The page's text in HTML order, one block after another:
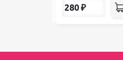
280 ₽